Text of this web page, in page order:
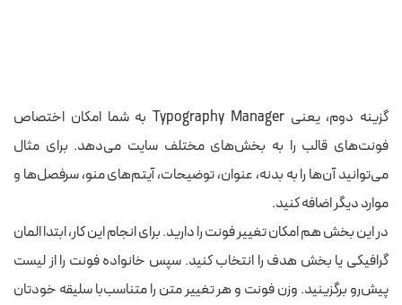
گزینه دوم، یعنی Typography Manager به شما امکان اختصاص
فونت‌های قالب را به بخش‌های مختلف سایت می‌دهد. برای مثال
می‌توانید آن‌ها را به بدنه، عنوان، توضیحات، آیتم‌های منو، سرفصل‌ها و
موارد دیگر اضافه کنید.
در این بخش هم امکان تغییر فونت را دارید. برای انجام این کار، ابتدا المان
گرافیکی یا بخش هدف را انتخاب کنید. سپس خانواده فونت را از لیست
پیش‌رو برگزینید. وزن فونت و هر تغییر متن را متناسب‌با سلیقه خودتان